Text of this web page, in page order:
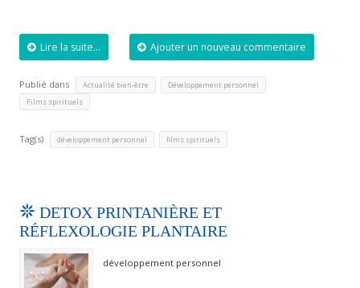
Lire la suite... Ajouter un nouveau commentaire
Publié dans Actualité bien-être Développement personnel
Films spirituels
Tag(s) développement personnel films spirituels
DETOX PRINTANIÈRE ET
RÉFLEXOLOGIE PLANTAIRE
développement personnel